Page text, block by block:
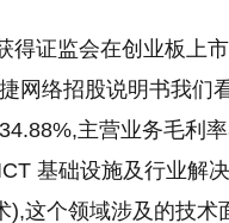
得证监会在创业板上
网络招股说明书我们
主营业务毛利
基础设施及行业解
),这个领域涉及的技